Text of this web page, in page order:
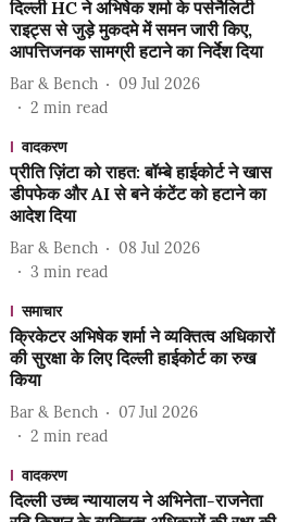
दिल्ली HC ने अभिषेक शर्मा के पर्सनैलिटी
राइट्स से जुड़े मुकदमे में समन जारी किए,
आपत्तिजनक सामग्री हटाने का निर्देश दिया
Bar & Bench
09 Jul 2026
2 min read
वादकरण
प्रीति ज़िंटा को राहत: बॉम्बे हाईकोर्ट ने खास
डीपफेक और AI से बने कंटेंट को हटाने का
आदेश दिया
Bar & Bench
08 Jul 2026
3 min read
समाचार
क्रिकेटर अभिषेक शर्मा ने व्यक्तित्व अधिकारों
की सुरक्षा के लिए दिल्ली हाईकोर्ट का रुख
किया
Bar & Bench
07 Jul 2026
2 min read
वादकरण
दिल्ली उच्च न्यायालय ने अभिनेता-राजनेता